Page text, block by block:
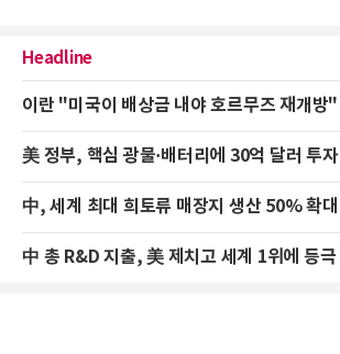
Headline
이란 "미국이 배상금 내야 호르무즈 재개방"
美 정부, 핵심 광물·배터리에 30억 달러 투자
中, 세계 최대 희토류 매장지 생산 50% 확대
中 총 R&D 지출, 美 제치고 세계 1위에 등극